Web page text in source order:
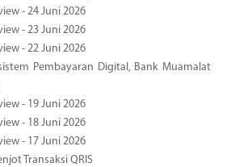
- 24 Juni 2026
- 23 Juni 2026
- 22 Juni 2026
Pembayaran Digital, Bank Muamalat
- 19 Juni 2026
- 18 Juni 2026
- 17 Juni 2026
Transaksi QRIS